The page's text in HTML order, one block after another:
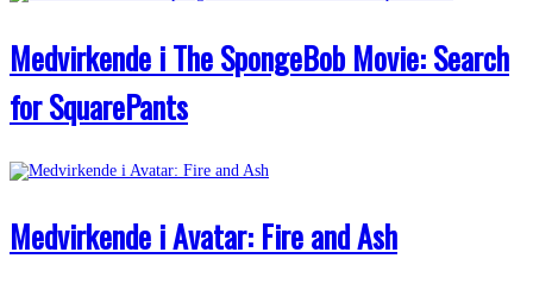
Medvirkende i The SpongeBob Movie: Search
for SquarePants
Medvirkende i Avatar: Fire and Ash